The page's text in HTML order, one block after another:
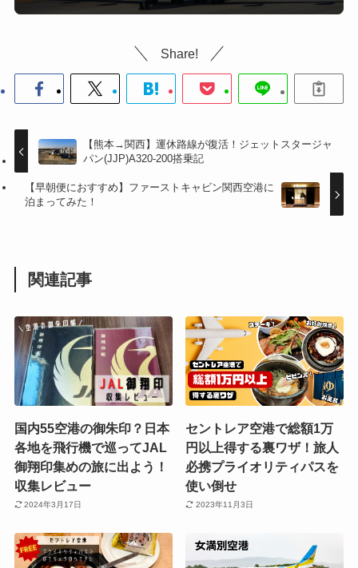
Share!
【熊本→関西】運休路線が復活！ジェットスタージャ
パン(JJP)A320-200搭乗記
【早朝便におすすめ】ファーストキャビン関西空港に
泊まってみた！
関連記事
国内55空港の御朱印？日本
各地を飛行機で巡ってJAL
御翔印集めの旅に出よう！
収集レビュー
2024年3月17日
セントレア空港で総額1万
円以上得する裏ワザ！旅人
必携プライオリティパスを
使い倒せ
2023年11月3日